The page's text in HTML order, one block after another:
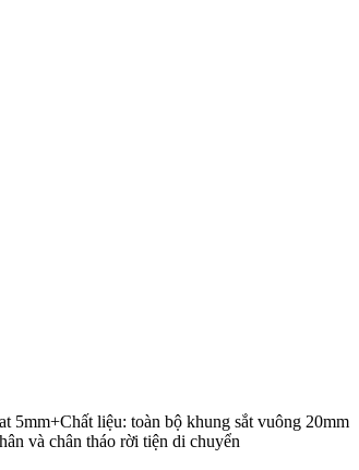
5mm+Chất liệu: toàn bộ khung sắt vuông 20mm
và chân tháo rời tiện di chuyển